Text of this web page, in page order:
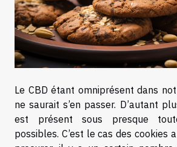
Le CBD étant omniprésent dans
ne saurait s’en passer. D’autant
est présent sous presque
possibles. C’est le cas des cookies